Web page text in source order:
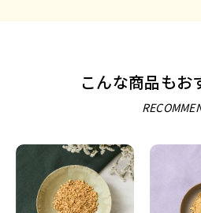
こんな商品もお